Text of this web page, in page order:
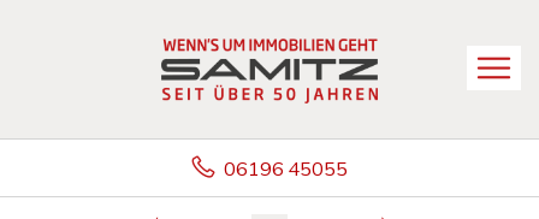
06196 45055